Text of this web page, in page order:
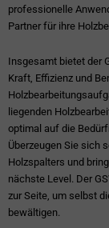
professionelle
Partner für ihre
Insgesamt bietet der
Kraft, Effizienz und
liegenden
optimal auf die
Überzeugen Sie sich
Holzspalters und
nächste Level. Der
zur Seite, um selbst
bewältigen.